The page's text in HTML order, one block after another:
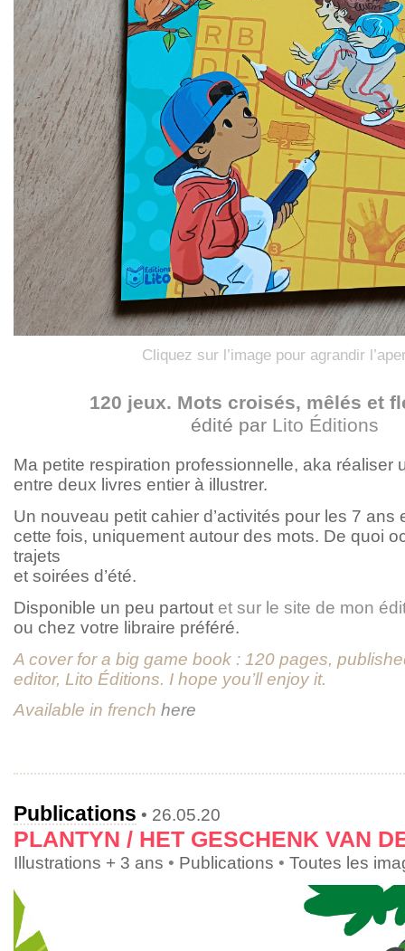
Cliquez sur l’image pour agrandir
120 jeux. Mots croisés, mêlés et
édité par Lito Éditions
Ma petite respiration professionnelle, aka réaliser
entre deux livres entier à illustrer.
Un nouveau petit cahier d’activités pour les 7 ans
cette fois, uniquement autour des mots. De quoi
trajets
et soirées d’été.
Disponible un peu partout et sur le site de mon
ou chez votre libraire préféré.
A cover for a big game book : 120 pages,
editor, Lito Éditions. I hope you’ll enjoy it.
Available in french here
Publications • 26.05.20
PLANTYN / HET GESCHENK VAN
Illustrations + 3 ans • Publications • Toutes les